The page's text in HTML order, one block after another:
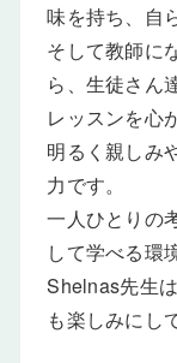
味を持ち、自
そして教師に
ら、生徒さん
レッスンを心
明るく親しみ
力です。
一人ひとりの
して学べる環
Shelnas先生
も楽しみにし